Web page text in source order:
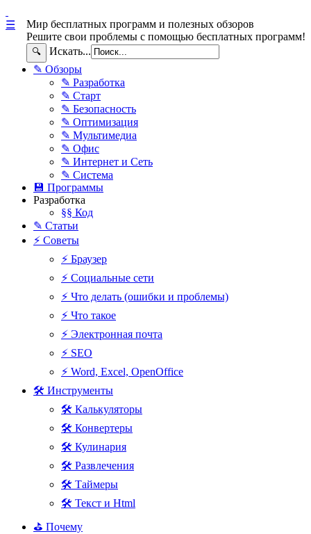
Мир бесплатных программ и полезных обзоров
Решите свои проблемы с помощью бесплатных программ!
🔍 Искать...
☰
✎ Обзоры
✎ Разработка
✎ Старт
✎ Безопасность
✎ Оптимизация
✎ Мультимедиа
✎ Офис
✎ Интернет и Сеть
✎ Система
💾 Программы
Разработка
§§ Код
✎ Статьи
⚡ Советы
⚡ Браузер
⚡ Социальные сети
⚡ Что делать (ошибки и проблемы)
⚡ Что такое
⚡ Электронная почта
⚡ SEO
⚡ Word, Excel, OpenOffice
🛠 Инструменты
🛠 Калькуляторы
🛠 Конвертеры
🛠 Кулинария
🛠 Развлечения
🛠 Таймеры
🛠 Текст и Html
⛳ Почему